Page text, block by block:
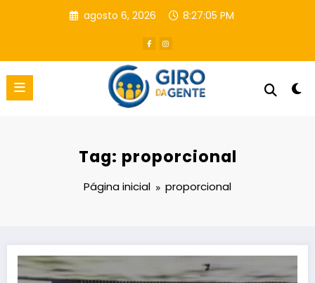
agosto 6, 2026 8:27:06 PM
Tag: proporcional
Página inicial proporcional